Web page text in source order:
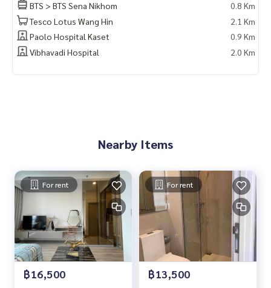
BTS > BTS Sena Nikhom
0.8 Km
Tesco Lotus Wang Hin
2.1 Km
Paolo Hospital Kaset
0.9 Km
Vibhavadi Hospital
2.0 Km
Nearby Items
For rent
฿16,500
For rent
฿13,500